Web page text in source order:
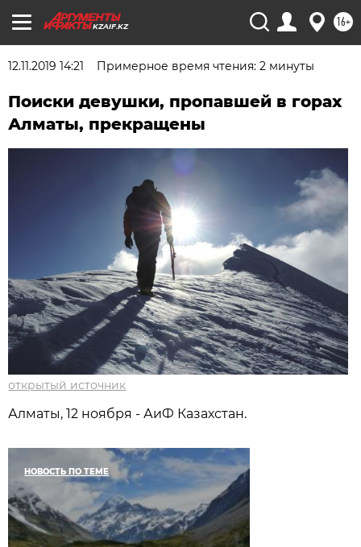
KZAIF.KZ 16+
12.11.2019 14:21 Примерное время чтения: 2 минуты
Поиски девушки, пропавшей в горах
Алматы, прекращены
открытый источник
Алматы, 12 ноября - АиФ Казахстан.
НОВОСТЬ ПО ТЕМЕ